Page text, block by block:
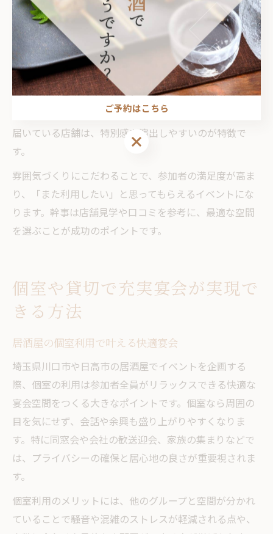
が異なるため、会の目的や参加者層に合わせて選択する
ことが大切です。
例えば、会社の歓送迎会や同窓会、家族の集まりなど、
それぞれシーンに合った雰囲気の居酒屋を選ぶことで、
参加者がリラックスしやすく、会話も自然と弾みます。
照明や音楽、インテリアなど、細部にまで気配りが行き
届いている店舗は、特別感を演出しやすいのが特徴で
す。
雰囲気づくりにこだわることで、参加者の満足度が高ま
り、「また利用したい」と思ってもらえるイベントにな
ります。幹事は店舗見学や口コミを参考に、最適な空間
を選ぶことが成功のポイントです。
個室や貸切で充実宴会が実現で
きる方法
居酒屋の個室利用で叶える快適宴会
埼玉県川口市や日高市の居酒屋でイベントを企画する
際、個室の利用は参加者全員がリラックスできる快適な
宴会空間をつくる大きなポイントです。個室なら周囲の
目を気にせず、会話や余興も盛り上がりやすくなりま
す。特に同窓会や会社の歓送迎会、家族の集まりなどで
は、プライバシーの確保と居心地の良さが重要視されま
す。
個室利用のメリットには、他のグループと空間が分かれ
ていることで騒音や混雑のストレスが軽減される点や、
ご予約はこちら
ご予約はこちら